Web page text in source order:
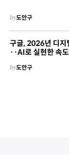
by도안구
구글, 2026년 디지
··AI로 실현한 속
by도안구